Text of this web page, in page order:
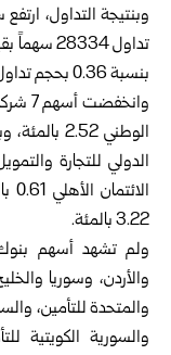
بنسبة 0.36 بحجم تداول 4336 سهماً بقيمة 2.817 مليون ليرة.
3.22 بالمئة.
ولم تشهد أسهم بنوك
والأردن، وسوريا
والمتحدة للتأمين،
والسورية الكويتية